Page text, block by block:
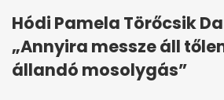
Hódi Pamela Törőcsik
„Annyira messze áll
állandó mosolygás”